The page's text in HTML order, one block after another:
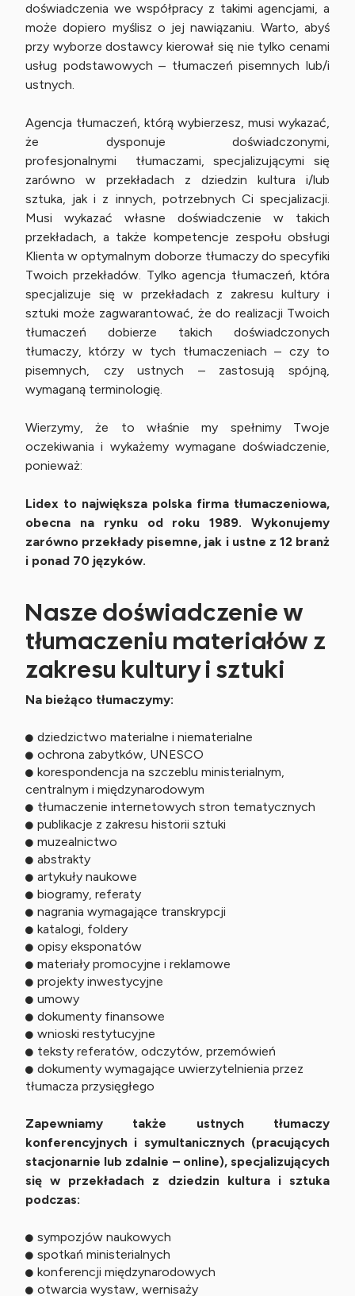
doświadczenia we współpracy z takimi agencjami, a
może dopiero myślisz o jej nawiązaniu. Warto, abyś
przy wyborze dostawcy kierował się nie tylko cenami
usług podstawowych – tłumaczeń pisemnych lub/i
ustnych.
Agencja tłumaczeń, którą wybierzesz, musi wykazać,
że dysponuje doświadczonymi,
profesjonalnymi tłumaczami, specjalizującymi się
zarówno w przekładach z dziedzin kultura i/lub
sztuka, jak i z innych, potrzebnych Ci specjalizacji.
Musi wykazać własne doświadczenie w takich
przekładach, a także kompetencje zespołu obsługi
Klienta w optymalnym doborze tłumaczy do specyfiki
Twoich przekładów. Tylko agencja tłumaczeń, która
specjalizuje się w przekładach z zakresu kultury i
sztuki może zagwarantować, że do realizacji Twoich
tłumaczeń dobierze takich doświadczonych
tłumaczy, którzy w tych tłumaczeniach – czy to
pisemnych, czy ustnych – zastosują spójną,
wymaganą terminologię.
Wierzymy, że to właśnie my spełnimy Twoje
oczekiwania i wykażemy wymagane doświadczenie,
ponieważ:
Lidex to największa polska firma tłumaczeniowa,
obecna na rynku od roku 1989. Wykonujemy
zarówno przekłady pisemne, jak i ustne z 12 branż
i ponad 70 języków.
Nasze doświadczenie w
tłumaczeniu materiałów z
zakresu kultury i sztuki
Na bieżąco tłumaczymy:
dziedzictwo materialne i niematerialne
ochrona zabytków, UNESCO
korespondencja na szczeblu ministerialnym,
centralnym i międzynarodowym
tłumaczenie internetowych stron tematycznych
publikacje z zakresu historii sztuki
muzealnictwo
abstrakty
artykuły naukowe
biogramy, referaty
nagrania wymagające transkrypcji
katalogi, foldery
opisy eksponatów
materiały promocyjne i reklamowe
projekty inwestycyjne
umowy
dokumenty finansowe
wnioski restytucyjne
teksty referatów, odczytów, przemówień
dokumenty wymagające uwierzytelnienia przez
tłumacza przysięgłego
Zapewniamy także ustnych tłumaczy
konferencyjnych i symultanicznych (pracujących
stacjonarnie lub zdalnie – online), specjalizujących
się w przekładach z dziedzin kultura i sztuka
podczas:
sympozjów naukowych
spotkań ministerialnych
konferencji międzynarodowych
otwarcia wystaw, wernisaży